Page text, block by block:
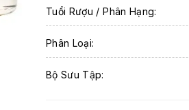
Tuổi Rượu / Phân Hạng:
Phân Loại:
Bộ Sưu Tập: